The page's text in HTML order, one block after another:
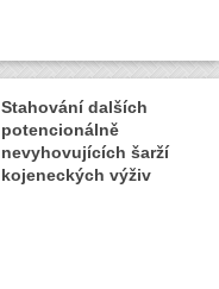
Stahování dalších
potencionálně
nevyhovujících šarží
kojeneckých výživ